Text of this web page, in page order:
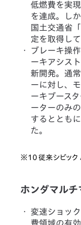
低燃費を実
を達成。し
国土交通省
定を取得して
・
ブレーキ操
ーキアシス
新開発。通
ーに対し、
ーキブース
ーターのみ
するととも
た。
※10 従来シビック
ホンダマルチ
・
変速ショッ